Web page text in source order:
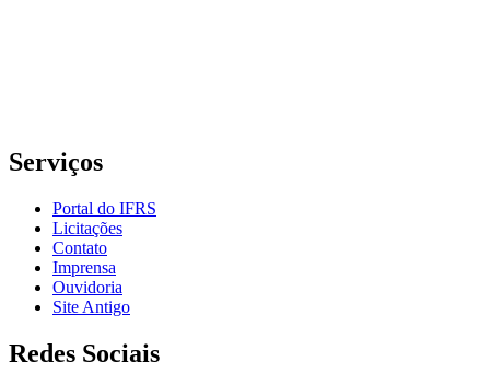
Serviços
Portal do IFRS
Licitações
Contato
Imprensa
Ouvidoria
Site Antigo
Redes Sociais